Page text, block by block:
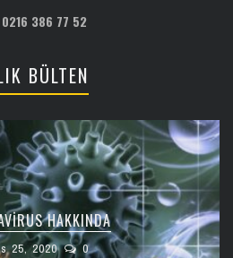
386 77 52
BÜLTEN
HAKKINDA
25, 2020 0